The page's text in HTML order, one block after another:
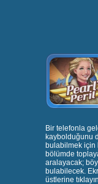
Bir telefonla
kaybolduğunu
bulabilmek için
bölümde
aralayacak;
bulabilecek.
üstlerine